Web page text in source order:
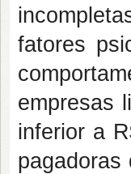
fatores
empresas
inferior a
pagadoras